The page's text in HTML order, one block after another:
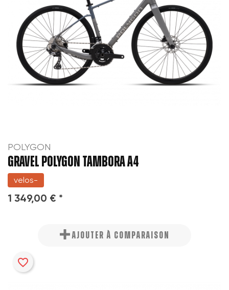
POLYGON
GRAVEL POLYGON TAMBORA A4
velos-
1 349,00 € *
AJOUTER À COMPARAISON
favorite_border